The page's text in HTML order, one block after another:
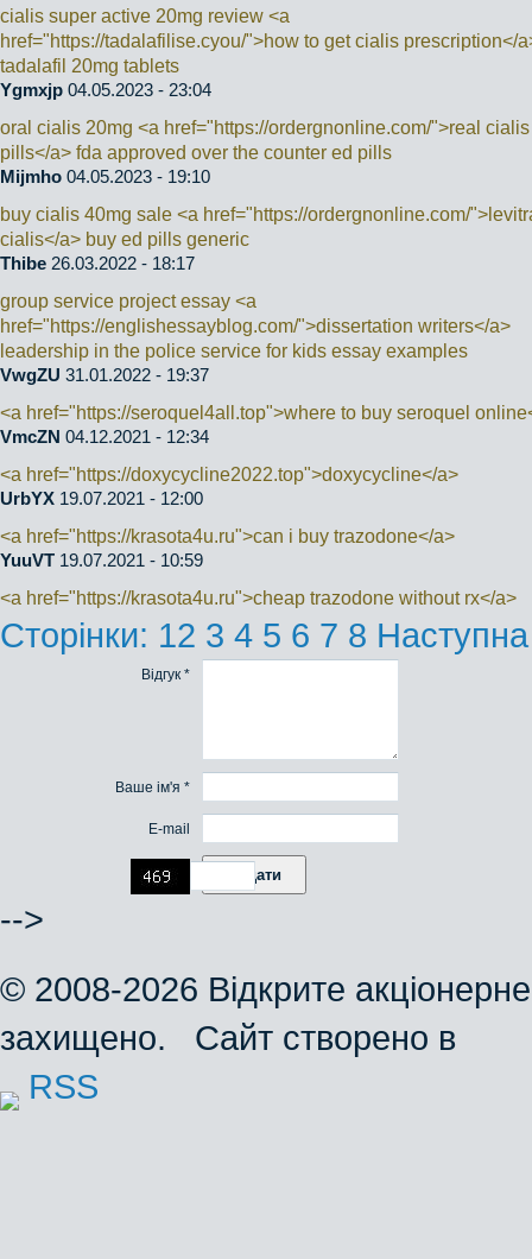
cialis super active 20mg review <a
href="https://tadalafilise.cyou/">how to get cialis prescription</
tadalafil 20mg tablets
Ygmxjp 04.05.2023 - 23:04
oral cialis 20mg <a href="https://ordergnonline.com/">real cialis
pills</a> fda approved over the counter ed pills
Mijmho 04.05.2023 - 19:10
buy cialis 40mg sale <a href="https://ordergnonline.com/
cialis</a> buy ed pills generic
Thibe 26.03.2022 - 18:17
group service project essay <a
href="https://englishessayblog.com/">dissertation writers</a>
leadership in the police service for kids essay examples
VwgZU 31.01.2022 - 19:37
<a href="https://seroquel4all.top">where to buy seroquel
VmcZN 04.12.2021 - 12:34
<a href="https://doxycycline2022.top">doxycycline</a>
UrbYX 19.07.2021 - 12:00
<a href="https://krasota4u.ru">can i buy trazodone</a>
YuuVT 19.07.2021 - 10:59
<a href="https://krasota4u.ru">cheap trazodone without rx</a>
Сторінки: 12 3 4 5 6 7 8
Відгук *
Ваше ім'я *
E-mail
-->
© 2008-2026 Відкрите
захищено. Сайт створено в
RSS